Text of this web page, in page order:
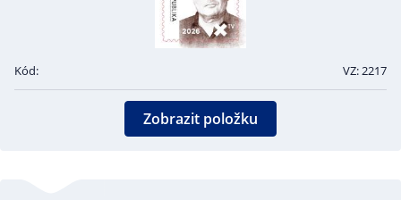
Kód: VZ: 2217
Zobrazit položku